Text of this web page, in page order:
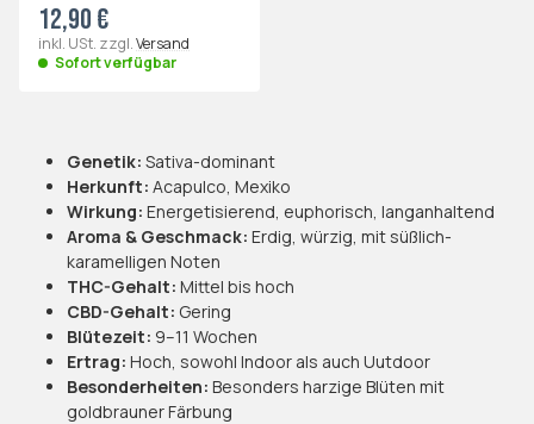
12,90 €
inkl. USt. zzgl.Versand
Sofort verfügbar
Genetik: Sativa-dominant
Herkunft: Acapulco, Mexiko
Wirkung: Energetisierend, euphorisch, langanhaltend
Aroma & Geschmack: Erdig, würzig, mit süßlich-
karamelligen Noten
THC-Gehalt: Mittel bis hoch
CBD-Gehalt: Gering
Blütezeit: 9–11 Wochen
Ertrag: Hoch, sowohl Indoor als auch Uutdoor
Besonderheiten: Besonders harzige Blüten mit
goldbrauner Färbung